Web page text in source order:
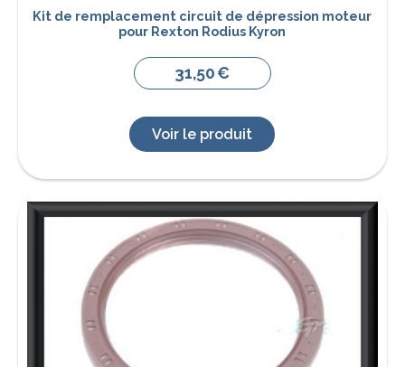
Kit de remplacement circuit de dépression moteur
pour Rexton Rodius Kyron
31,50€
Voir le produit